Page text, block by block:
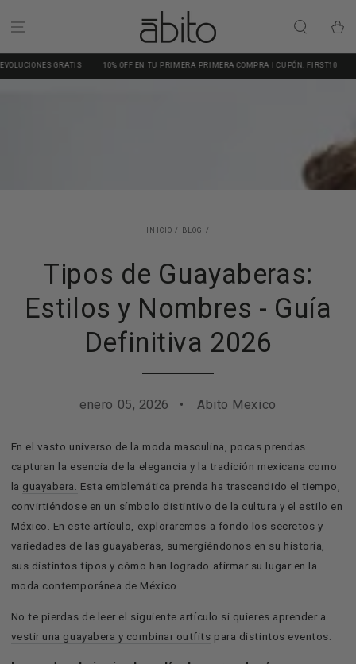
Carrito
10% OFF EN TU PRIMERA PRIMERA COMPRA | CUPÓN: FIRST10 CAMBIOS Y
INICIO / BLOG /
Tipos de Guayaberas:
Estilos y Nombres - Guía
Definitiva 2026
enero 05, 2026 Abito Mexico
En el vasto universo de la moda masculina, pocas prendas
capturan la esencia de la elegancia y la tradición mexicana como
la guayabera. Esta emblemática prenda ha trascendido el tiempo,
convirtiéndose en un símbolo distintivo de la cultura y el estilo en
México. En este artículo, exploraremos a fondo los secretos y
variedades de las guayaberas, sumergiéndonos en su historia,
sus distintos tipos y cómo han logrado afirmar su lugar en la
moda contemporánea de México.
No te pierdas de leer el siguiente artículo si quieres aprender a
vestir una guayabera y combinar outfits para distintos eventos.